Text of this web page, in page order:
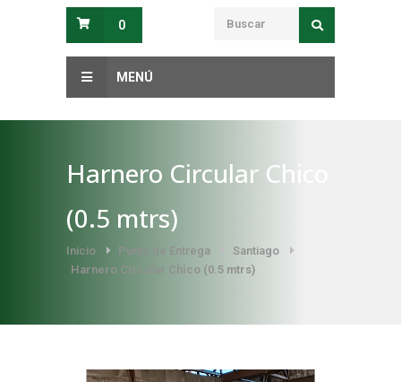
0
MENÚ
Harnero Circular Chico
(0.5 mtrs)
Inicio Punto de Entrega
Santiago
Harnero Circular Chico (0.5 mtrs)